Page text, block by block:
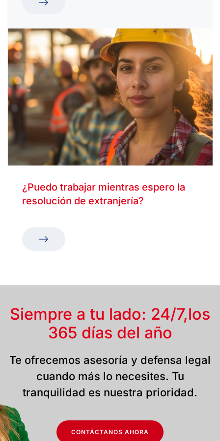
¿Puedo trabajar mientras espero la
resolución de extranjería?
Siempre a tu lado: 24/7,los
365 días del año
Te ofrecemos asesoría y defensa legal
cuando más lo necesites. Tu
tranquilidad es nuestra prioridad.
CONTÁCTANOS AHORA